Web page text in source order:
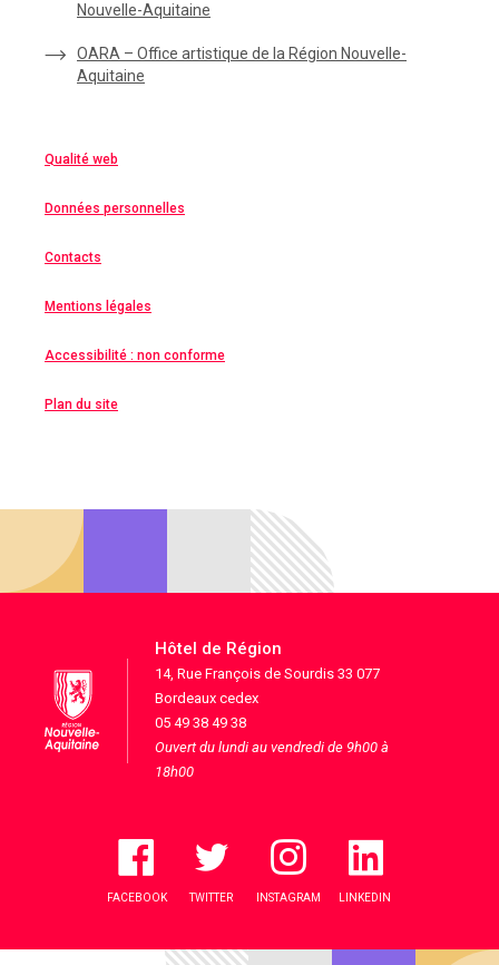
Nouvelle-Aquitaine
OARA – Office artistique de la Région Nouvelle-
Aquitaine
Qualité web
Données personnelles
Contacts
Mentions légales
Accessibilité : non conforme
Plan du site
Hôtel de Région
14, Rue François de Sourdis 33 077
Bordeaux cedex
05 49 38 49 38
Ouvert du lundi au vendredi de 9h00 à
18h00
FACEBOOK TWITTER INSTAGRAM LINKEDIN